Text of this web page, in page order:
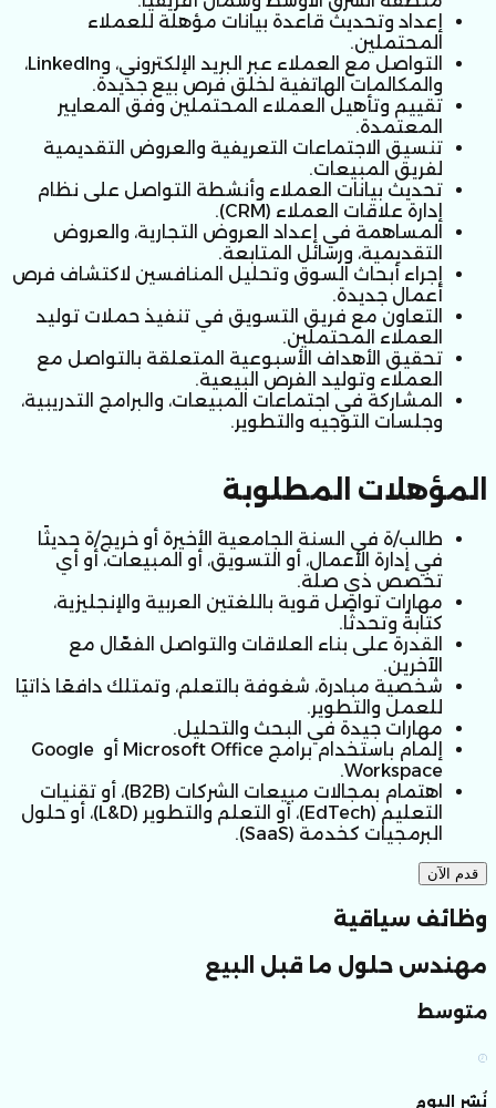
المحتملين.
والمكالمات الهاتفية لخلق فرص بيع جديدة.
المعتمدة.
لفريق المبيعات.
إدارة علاقات العملاء (CRM).
التقديمية، ورسائل المتابعة.
أعمال جديدة.
العملاء المحتملين.
العملاء وتوليد الفرص البيعية.
وجلسات التوجيه والتطوير.
المؤهلات المطلوبة
تخصص ذي صلة.
كتابةً وتحدثًا.
الآخرين.
للعمل والتطوير.
مهارات جيدة في البحث والتحليل.
إلمام باستخدام برامج Microsoft Office أو Google
Workspace.
البرمجيات كخدمة (SaaS).
قدم الآن
وظائف سياقية
مهندس حلول ما قبل البيع
متوسط
نُشر اليوم